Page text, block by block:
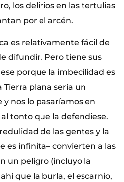
los delirios en las tertulias
por el arcén.
es relativamente fácil de
difundir. Pero tiene sus
porque la imbecilidad es
Tierra plana sería un
nos lo pasaríamos en
tonto que la defendiese.
de las gentes y la
es infinita– convierten a las
un peligro (incluyo la
ahí que la burla, el escarnio,